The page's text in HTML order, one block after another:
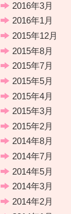
2016年3月
2016年1月
2015年12月
2015年8月
2015年7月
2015年5月
2015年4月
2015年3月
2015年2月
2014年8月
2014年7月
2014年5月
2014年3月
2014年2月